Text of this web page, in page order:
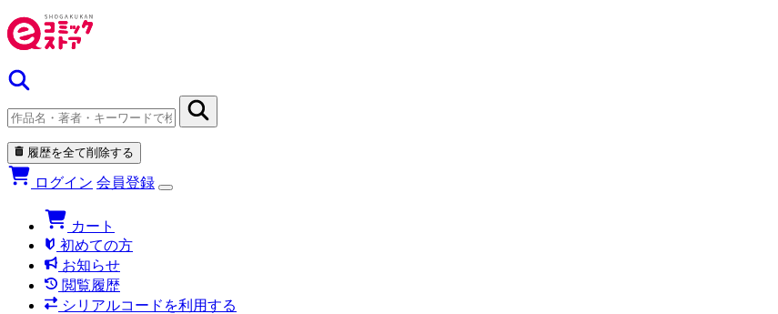
履歴を全て削除する
ログイン 会員登録
カート
初めての方
お知らせ
閲覧履歴
シリアルコードを利用する